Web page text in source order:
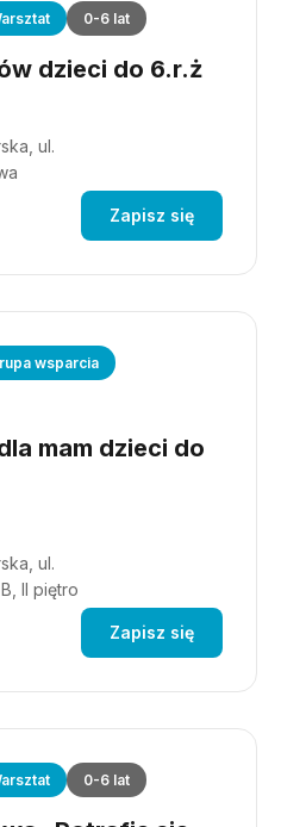
0-6 lat
dzieci do 6.r.ż
ul.
Zapisz się
wsparcia
mam dzieci do
ul.
II piętro
Zapisz się
0-6 lat